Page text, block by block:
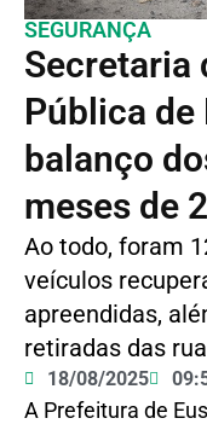
SEGURANÇA
Secretaria
Pública de
balanço
meses de
Ao todo, foram
veículos
apreendidas,
retiradas das
18/08/2025
A Prefeitura de